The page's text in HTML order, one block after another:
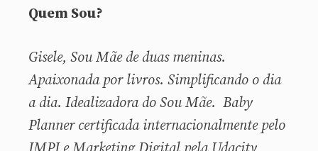
Quem Sou?
Gisele, Sou Mãe de duas meninas.
Apaixonada por livros. Simplificando o dia
a dia. Idealizadora do Sou Mãe. Baby
Planner certificada internacionalmente pelo